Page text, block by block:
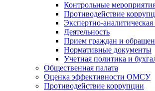
Контрольные
Противодействие
Экспертно-аналитическая
Деятельность
Прием граждан и
Нормативные документы
Учетная политика и
Общественная палата
Оценка эффективности ОМСУ
Противодействие коррупции